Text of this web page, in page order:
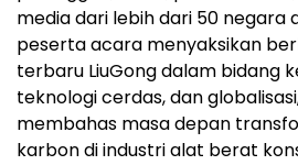
media dari lebih dari 50 negara
peserta acara menyaksikan
terbaru LiuGong dalam bidang
teknologi cerdas, dan
membahas masa depan
karbon di industri alat berat